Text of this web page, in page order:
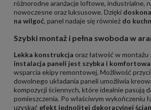
różnorodne aranżacje loftowe, industrialne,
nowoczesne oraz luksusowe. Dzięki
na wilgoć, panel nadaje się również do
Szybki montaż i pełna swoboda w
Lekka konstrukcja oraz łatwość w montażu
instalacja paneli jest szybka i komfortowa
wsparcia ekipy remontowej. Możliwość
dowolnego układania paneli umożliwia
kompozycji ściennych, które idealnie pasują
pomieszczenia. Po właściwym wykończeniu
uzyskać efekt jednolitej dekoracyjnej